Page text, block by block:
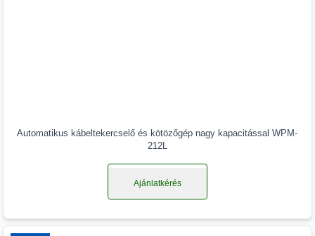
Automatikus kábeltekercselő és kötözőgép nagy kapacitással WPM-
212L
Ajánlatkérés